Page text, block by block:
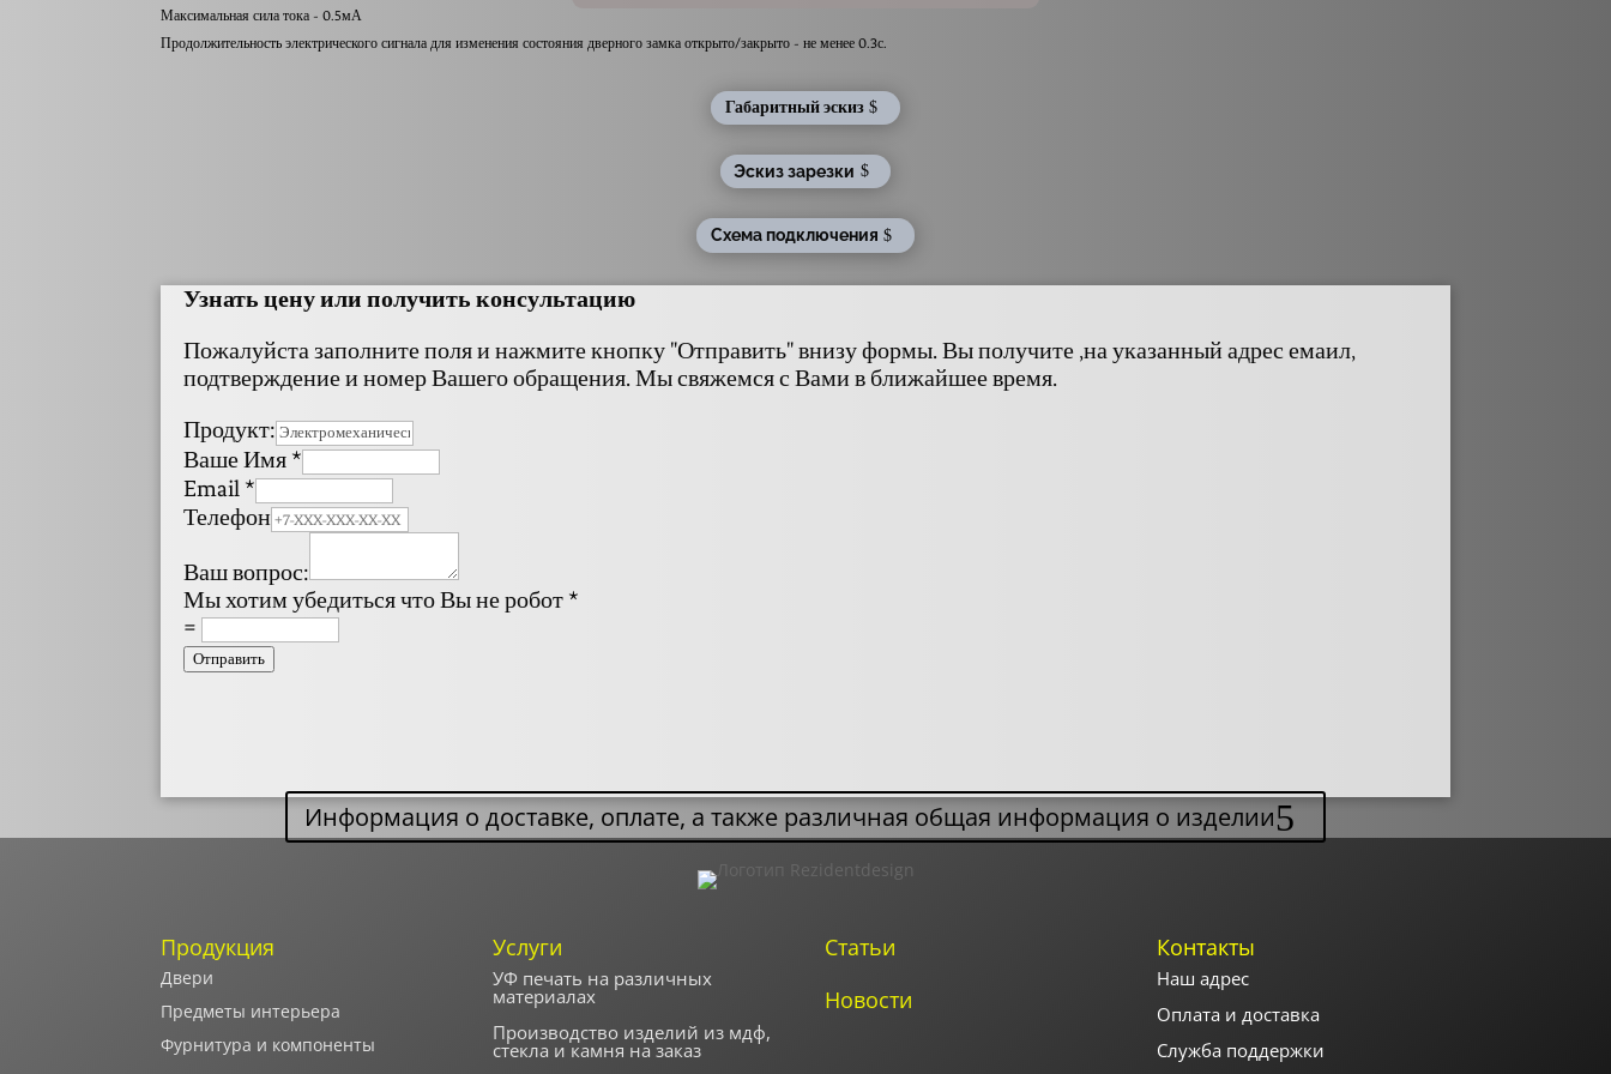
Максимальная сила тока - 0.5мА
Продолжительность электрического сигнала для изменения состояния дверного замка открыто/закрыто - не менее 0.3с.
Габаритный эскиз
Эскиз зарезки
Схема подключения
Узнать цену или получить консультацию
Пожалуйста заполните поля и нажмите кнопку "Отправить" внизу формы. Вы получите ,на указанный адрес емаил,
подтверждение и номер Вашего обращения. Мы свяжемся с Вами в ближайшее время.
Продукт:
Ваше Имя *
Email *
Телефон
Ваш вопрос:
Мы хотим убедиться что Вы не робот *
=
Отправить
Информация о доставке, оплате, а также различная общая информация о изделии
Продукция
Двери
Предметы интерьера
Фурнитура и компоненты
Услуги
УФ печать на различных
материалах
Производство изделий из мдф,
стекла и камня на заказ
Статьи
Новости
Контакты
Наш адрес
Оплата и доставка
Служба поддержки